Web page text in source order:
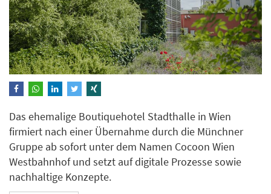
Das ehemalige Boutiquehotel Stadthalle in Wien
firmiert nach einer Übernahme durch die Münchner
Gruppe ab sofort unter dem Namen Cocoon Wien
Westbahnhof und setzt auf digitale Prozesse sowie
nachhaltige Konzepte.